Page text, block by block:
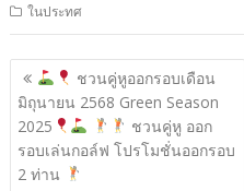
e
b
o
o
k
itt
er
d
di
t
e g
g
ในประทศ
แนะแนว
เรื่อง
ชวนคู่หูออกรอบเดือน
มิถุนายน 2568 Green Season
2025
ชวนคู่หู ออก
รอบเล่นกอล์ฟ โปรโมชั่นออกรอบ
2 ท่าน